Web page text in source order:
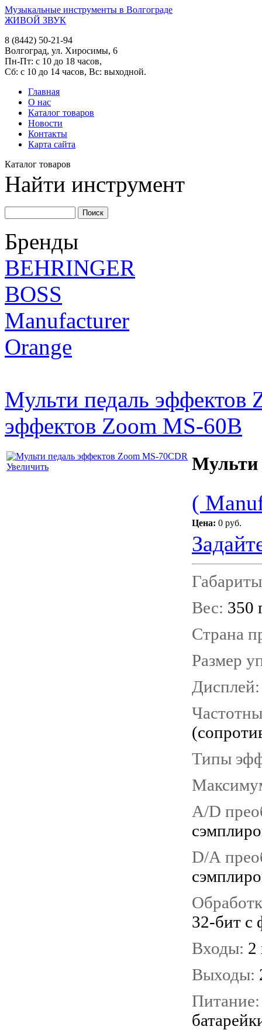
Музыкальные инструменты в Волгограде
ЖИВОЙ ЗВУК
8 (8442) 50-21-94
Волгоград, ул. Хиросимы, 6
Пн-Пт: с 10 до 18 часов,
Сб: с 10 до 14 часов, Вс: выходной.
Главная
О нас
Каталог товаров
Новости
Контакты
Карта сайта
Каталог товаров
Найти инструмент
Бренды
BEHRINGER
BOSS
Manufacturer
Orange
Мульти педаль эффектов
эффектов Zoom MS-60B
Увеличить Мульти
(
Цена: 0 руб.
Вес: 350
Страна
Размер
Типы
A/D
D/А
32-бит с
Входы: 2
Выходы: